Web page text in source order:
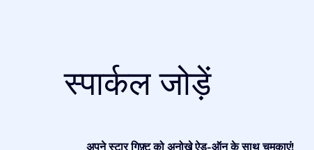
स्पार्कल जोड़ें
अपने स्टार गिफ़्ट को अनोखे ऐड-ऑन के साथ चमकाएं!